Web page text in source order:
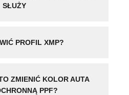
SŁUŻY
PROFIL XMP?
ZMIENIĆ KOLOR AUTA
PPF?